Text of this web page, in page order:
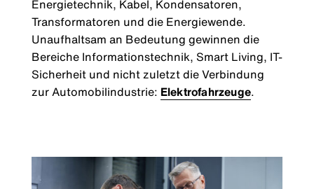
Energietechnik, Kabel, Kondensatoren,
Transformatoren und die Energiewende.
Unaufhaltsam an Bedeutung gewinnen die
Bereiche Informationstechnik, Smart Living, IT-
Sicherheit und nicht zuletzt die Verbindung
zur Automobilindustrie: Elektrofahrzeuge.